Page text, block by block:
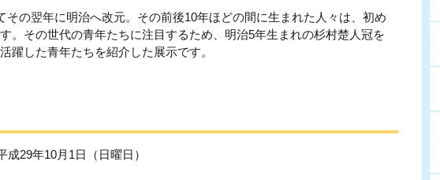
その翌年に明治へ改元。その前後10年ほどの間に生まれた人々は、初め
。その世代の青年たちに注目するため、明治5年生まれの杉村楚人冠を
躍した青年たちを紹介した展示です。
29年10月1日（日曜日）